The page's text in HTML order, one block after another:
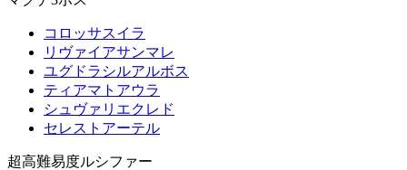
コロッサスイラ
リヴァイアサンマレ
ユグドラシルアルボス
ティアマトアウラ
シュヴァリエクレド
セレストアーテル
超高難易度ルシファー